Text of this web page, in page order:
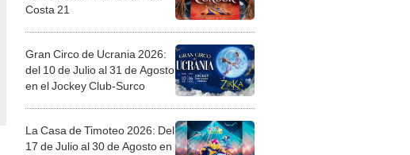
Costa 21
Gran Circo de Ucrania 2026:
del 10 de Julio al 31 de Agosto
en el Jockey Club-Surco
La Casa de Timoteo 2026: Del
17 de Julio al 30 de Agosto en